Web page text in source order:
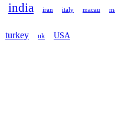
india iran italy macau
turkey uk USA